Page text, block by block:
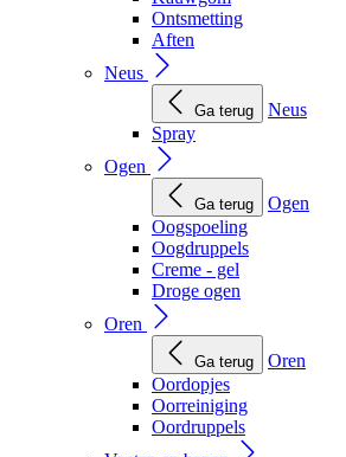
Ontsmetting
Aften
Neus
Ga terug
Neus
Spray
Ogen
Ga terug
Ogen
Oogspoeling
Oogdruppels
Creme - gel
Droge ogen
Oren
Ga terug
Oren
Oordopjes
Oorreiniging
Oordruppels